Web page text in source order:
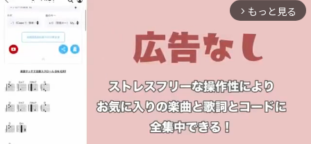
arrow_forward_ios もっと見る